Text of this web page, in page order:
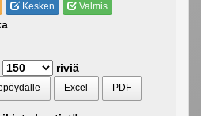
Kesken Valmis
riviä
Excel PDF